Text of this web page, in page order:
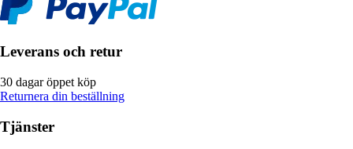
Leverans och retur
30 dagar öppet köp
Returnera din beställning
Tjänster